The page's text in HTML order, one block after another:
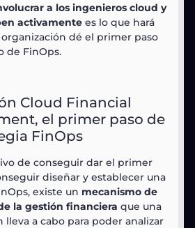
a los ingenieros cloud y
activamente es lo que hará
dé el primer paso
de FinOps.
Cloud Financial
el primer paso de
FinOps
de conseguir dar el primer
diseñar y establecer una
existe un mecanismo de
la gestión financiera que una
lleva a cabo para poder analizar